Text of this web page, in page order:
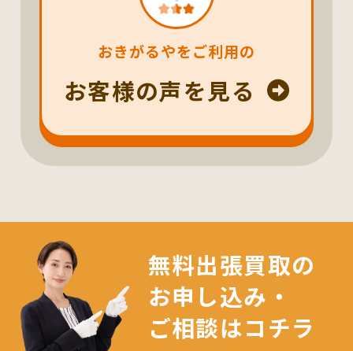
おきがるやをご利用の
お客様の声を見る
無料出張買取の
お申し込み・
ご相談はコチラ